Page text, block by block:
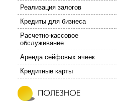
Реализация залогов
Кредиты для бизнеса
Расчетно-кассовое
обслуживание
Аренда сейфовых ячеек
Кредитные карты